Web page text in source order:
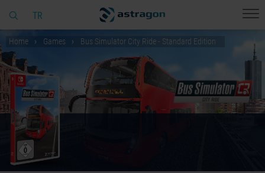
TR
Home Games Bus Simulator City Ride - Standard Edition